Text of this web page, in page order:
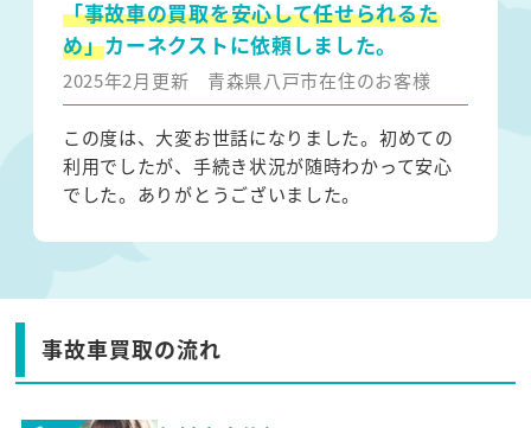
「事故車の買取を安心して任せられるた
め」カーネクストに依頼しました。
2025年2月更新 青森県八戸市在住のお客様
この度は、大変お世話になりました。初めての
利用でしたが、手続き状況が随時わかって安心
でした。ありがとうございました。
事故車買取の流れ